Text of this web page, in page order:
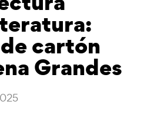
cartón
Grandes